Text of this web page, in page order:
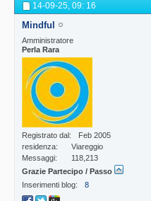
14-09-25, 09: 16
Mindful
Amministratore
Perla Rara
Registrato dal
Feb 2005
residenza
Viareggio
Messaggi
118,213
Grazie Partecipo / Passo
Inserimenti blog
8